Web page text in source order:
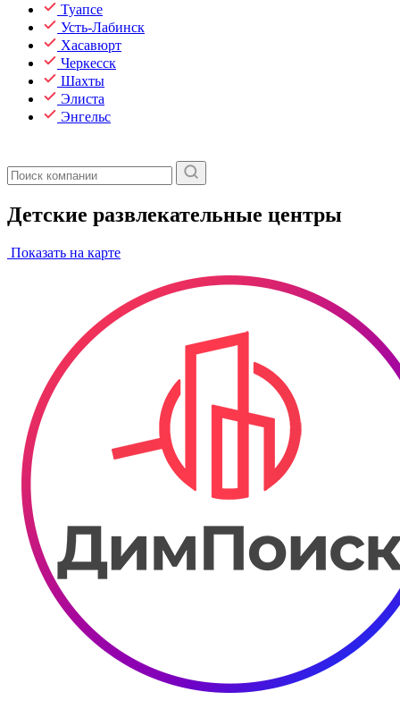
Туапсе
Усть-Лабинск
Хасавюрт
Черкесск
Шахты
Элиста
Энгельс
Детские развлекательные центры
Показать на карте